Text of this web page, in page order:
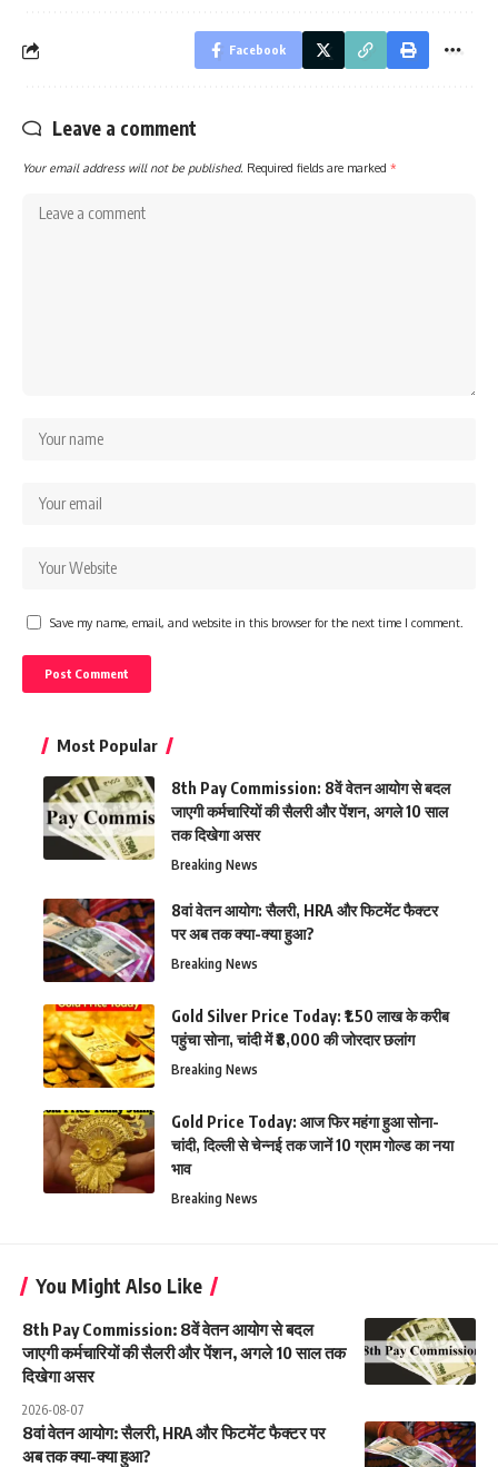
Facebook
Leave a comment
Your email address will not be published. Required fields are marked *
Save my name, email, and website in this browser for the next time I comment.
Most Popular
8th Pay Commission: 8वें वेतन आयोग से बदल
जाएगी कर्मचारियों की सैलरी और पेंशन, अगले 10 साल
तक दिखेगा असर
Breaking News
8वां वेतन आयोग: सैलरी, HRA और फिटमेंट फैक्टर
पर अब तक क्या-क्या हुआ?
Breaking News
Gold Silver Price Today: ₹1.50 लाख के करीब
पहुंचा सोना, चांदी में ₹8,000 की जोरदार छलांग
Breaking News
Gold Price Today: आज फिर महंगा हुआ सोना-
चांदी, दिल्ली से चेन्नई तक जानें 10 ग्राम गोल्ड का नया
भाव
Breaking News
You Might Also Like
8th Pay Commission: 8वें वेतन आयोग से बदल
जाएगी कर्मचारियों की सैलरी और पेंशन, अगले 10 साल तक
दिखेगा असर
2026-08-07
8वां वेतन आयोग: सैलरी, HRA और फिटमेंट फैक्टर पर
अब तक क्या-क्या हुआ?